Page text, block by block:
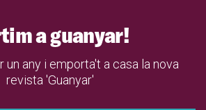
a guanyar!
un any i emporta't a casa la nova
revista 'Guanyar'